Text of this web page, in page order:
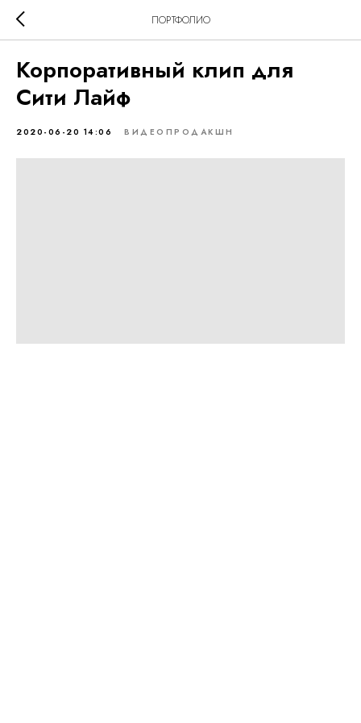
ПОРТФОЛИО
Корпоративный клип для
Сити Лайф
2020-06-20 14:06 ВИДЕОПРОДАКШН